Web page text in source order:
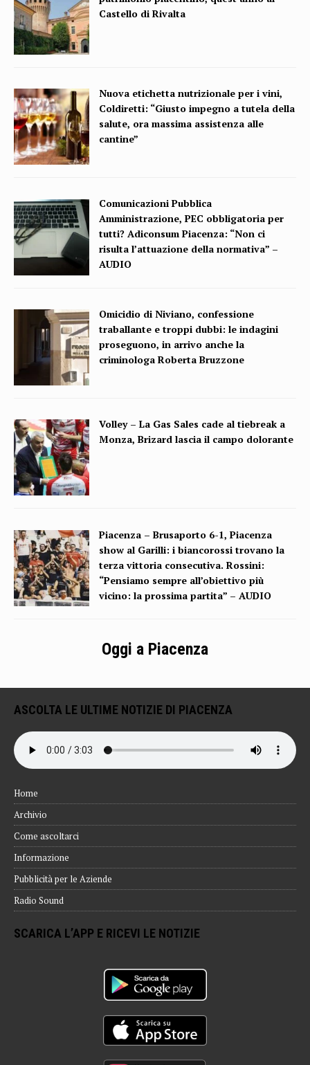
Castello di Rivalta
Nuova etichetta nutrizionale per i vini,
Coldiretti: “Giusto impegno a tutela della
salute, ora massima assistenza alle
cantine”
Comunicazioni Pubblica
Amministrazione, PEC obbligatoria per
tutti? Adiconsum Piacenza: “Non ci
risulta l’attuazione della normativa” –
AUDIO
Omicidio di Niviano, confessione
traballante e troppi dubbi: le indagini
proseguono, in arrivo anche la
criminologa Roberta Bruzzone
Volley – La Gas Sales cade al tiebreak a
Monza, Brizard lascia il campo dolorante
Piacenza – Brusaporto 6-1, Piacenza
show al Garilli: i biancorossi trovano la
terza vittoria consecutiva. Rossini:
“Pensiamo sempre all’obiettivo più
vicino: la prossima partita” – AUDIO
Oggi a Piacenza
ASCOLTA LE ULTIME NOTIZIE DI PIACENZA
Home
Archivio
Come ascoltarci
Informazione
Pubblicità per le Aziende
Radio Sound
SCARICA L’APP E RICEVI LE NOTIZIE